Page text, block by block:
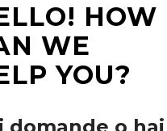
HOW
WE
YOU?